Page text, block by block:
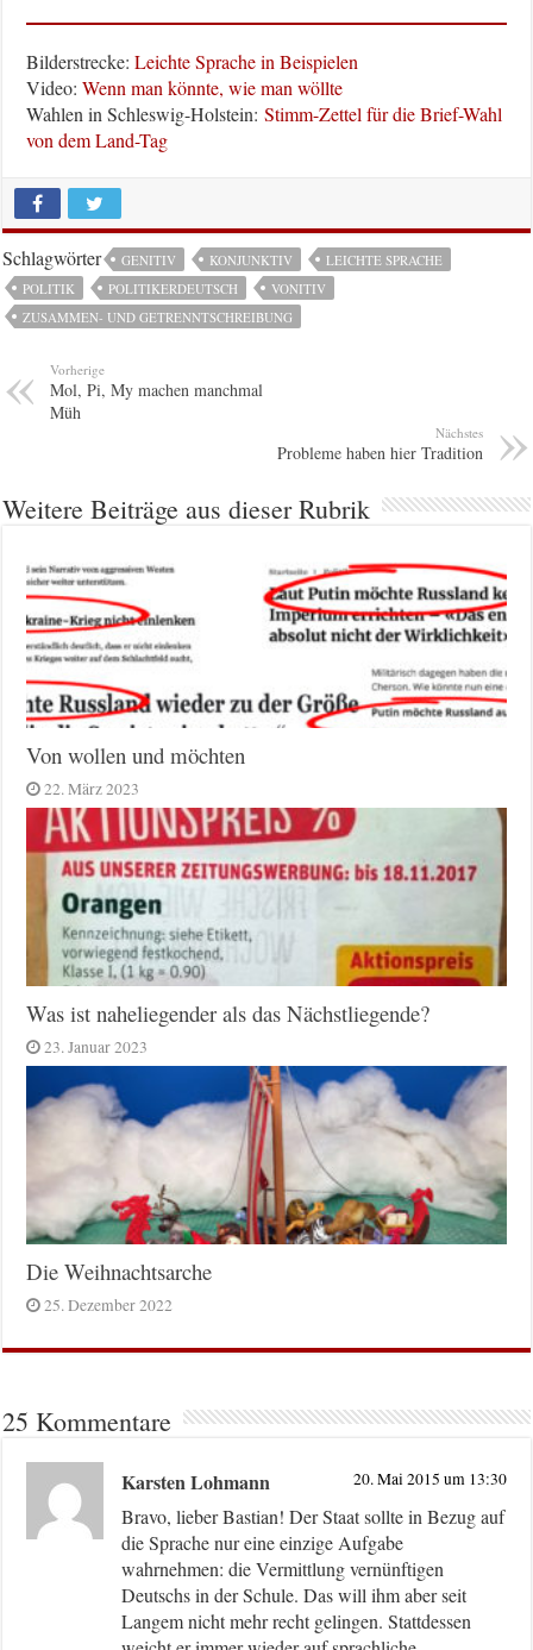
Bilderstrecke:Leichte Sprache in Beispielen
Video:Wenn man könnte, wie man wöllte
Wahlen in Schleswig-Holstein:Stimm-Zettel für die Brief-Wahl
von dem Land-Tag
Schlagwörter GENITIV KONJUNKTIV
LEICHTE SPRACHE
POLITIK
POLITIKERDEUTSCH
VONITIV
ZUSAMMEN- UND GETRENNTSCHREIBUNG
Vorherige
Mol, Pi, My machen manchmal
Müh
Nächstes
Probleme haben hier Tradition
Weitere Beiträge aus dieser Rubrik
Von wollen und möchten
22. März 2023
Was ist naheliegender als das Nächstliegende?
23. Januar 2023
Die Weihnachtsarche
25. Dezember 2022
25 Kommentare
Karsten Lohmann 20. Mai 2015 um 13:30
Bravo, lieber Bastian! Der Staat sollte in Bezug auf
die Sprache nur eine einzige Aufgabe
wahrnehmen: die Vermittlung vernünftigen
Deutschs in der Schule. Das will ihm aber seit
Langem nicht mehr recht gelingen. Stattdessen